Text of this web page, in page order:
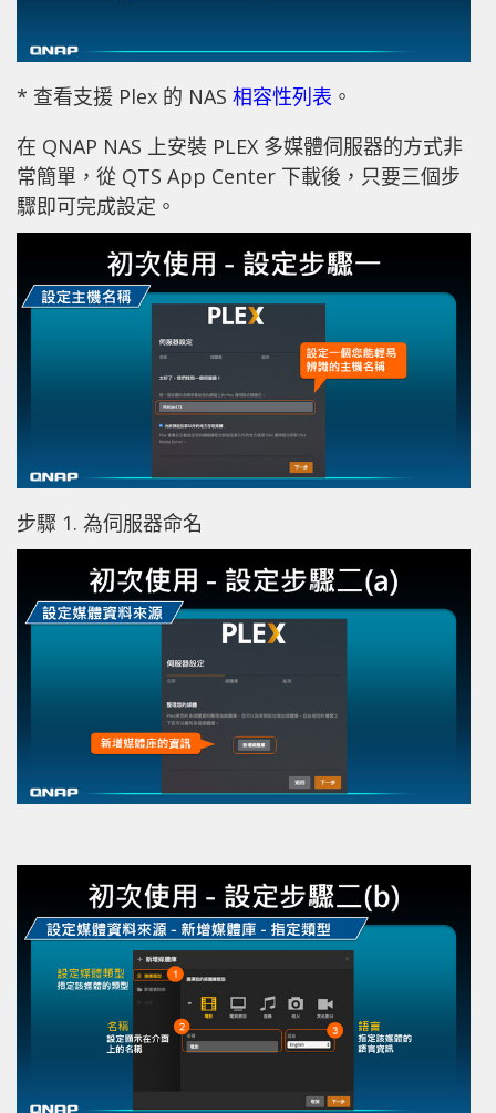
* 查看支援 Plex 的 NAS 相容性列表 。
在 QNAP NAS 上安裝 PLEX 多媒體伺服器的方式非
常簡單，從 QTS App Center 下載後，只要三個步
驟即可完成設定。
步驟 1. 為伺服器命名